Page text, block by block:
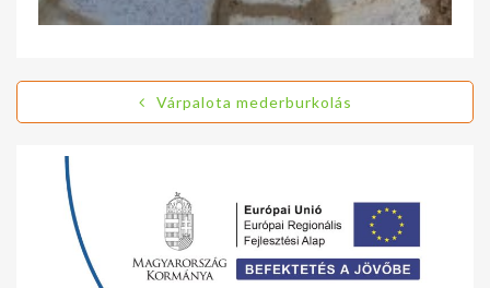
Várpalota mederburkolás